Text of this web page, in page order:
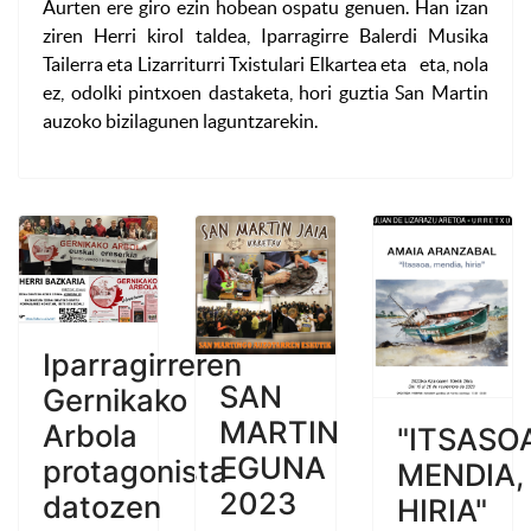
Aurten ere giro ezin hobean ospatu genuen. Han izan
ziren Herri kirol taldea, Iparragirre Balerdi Musika
Tailerra eta Lizarriturri Txistulari Elkartea eta eta, nola
ez, odolki pintxoen dastaketa, hori guztia San Martin
auzoko bizilagunen laguntzarekin.
Iparragirreren
Gernikako
Arbola
protagonista
datozen
SAN
MARTIN
EGUNA
2023
MENDIA,
HIRIA"